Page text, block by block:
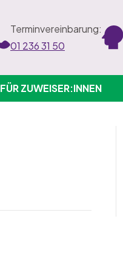
Terminvereinbarung:
01 236 31 50
FÜR ZUWEISER:INNEN